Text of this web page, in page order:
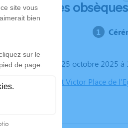
Déroulé des obsèques
Le samedi 25 octobre 2025 à
Eglise Saint Victor Place de